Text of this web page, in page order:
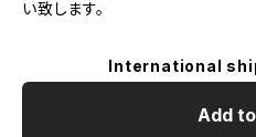
い致します。
International
Add